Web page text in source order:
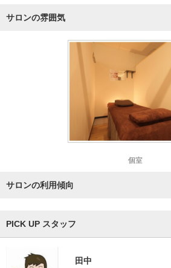
サロンの雰囲気
個室
サロンの利用傾向
PICK UP スタッフ
田中